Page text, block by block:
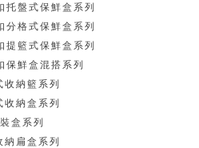
盤式保鮮盒系列
格式保鮮盒系列
籃式保鮮盒系列
保鮮盒混搭系列
納籃系列
納盒系列
盒系列
扁盒系列